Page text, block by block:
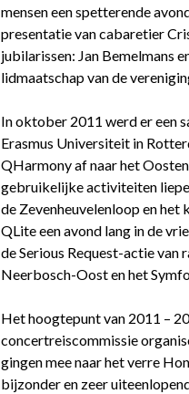
mensen een spetterende
presentatie van cabaretier
jubilarissen: Jan Bemelmans
lidmaatschap van de
In oktober 2011 werd er een
Erasmus Universiteit in
QHarmony af naar het
gebruikelijke activiteiten
de Zevenheuvelenloop en
QLite een avond lang in de
de Serious Request-actie
Neerbosch-Oost en het
Het hoogtepunt van 2011 –
concertreiscommissie
gingen mee naar het verre
bijzonder en zeer